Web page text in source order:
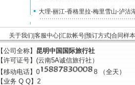
大理-丽江-香格里拉-梅里雪山-泸沽
关于我们 客服中心 汇款帐号 预订方式 合同样本
【公司全称】 昆明中国国际旅行社
【许可证号】(云南5A诚信旅行社）
【移动电话】0
8 （全天）
【业务 Q Q】2